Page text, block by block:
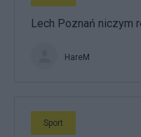
Lech Poznań niczym
HareM
Sport